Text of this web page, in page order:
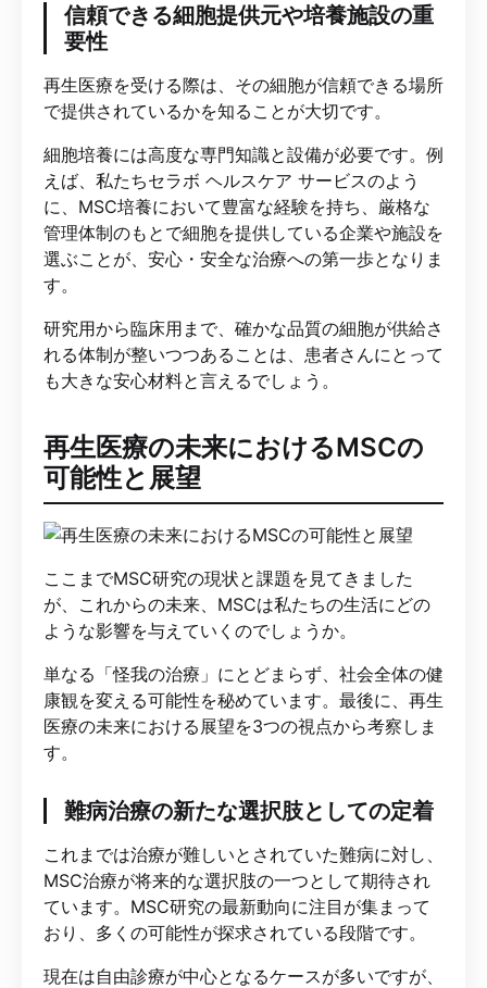
信頼できる細胞提供元や培養施設の重
要性
再生医療を受ける際は、その細胞が信頼できる場所
で提供されているかを知ることが大切です。
細胞培養には高度な専門知識と設備が必要です。例
えば、私たちセラボ ヘルスケア サービスのよう
に、MSC培養において豊富な経験を持ち、厳格な
管理体制のもとで細胞を提供している企業や施設を
選ぶことが、安心・安全な治療への第一歩となりま
す。
研究用から臨床用まで、確かな品質の細胞が供給さ
れる体制が整いつつあることは、患者さんにとって
も大きな安心材料と言えるでしょう。
再生医療の未来におけるMSCの
可能性と展望
ここまでMSC研究の現状と課題を見てきました
が、これからの未来、MSCは私たちの生活にどの
ような影響を与えていくのでしょうか。
単なる「怪我の治療」にとどまらず、社会全体の健
康観を変える可能性を秘めています。最後に、再生
医療の未来における展望を3つの視点から考察しま
す。
難病治療の新たな選択肢としての定着
これまでは治療が難しいとされていた難病に対し、
MSC治療が将来的な選択肢の一つとして期待され
ています。MSC研究の最新動向に注目が集まって
おり、多くの可能性が探求されている段階です。
現在は自由診療が中心となるケースが多いですが、